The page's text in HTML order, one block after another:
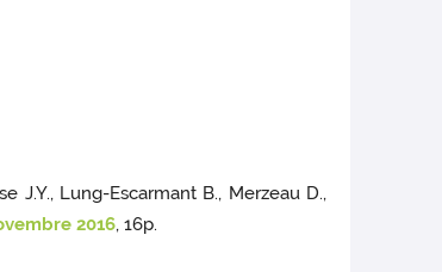
J.Y., Lung-Escarmant B., Merzeau D.,
2016, 16p.